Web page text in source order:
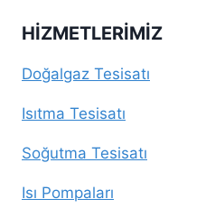
HIZMETLERIMIZ
Doğalgaz Tesisatı
Isıtma Tesisatı
Soğutma Tesisatı
Isı Pompaları